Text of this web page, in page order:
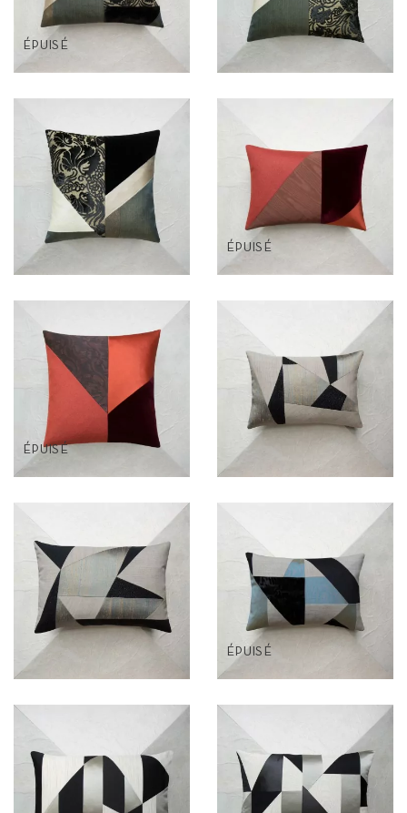
ÉPUISÉ
ÉPUISÉ
ÉPUISÉ
ÉPUISÉ